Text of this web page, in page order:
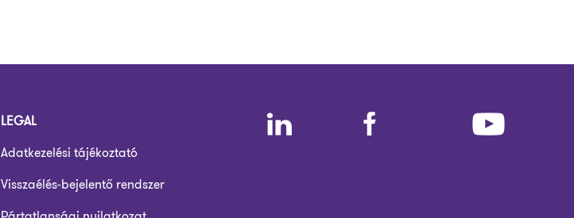
LEGAL
Adatkezelési tájékoztató
Visszaélés-bejelentő rendszer